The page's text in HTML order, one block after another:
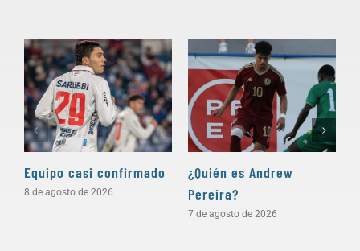
Equipo casi confirmado
8 de agosto de 2026
¿Quién es Andrew
Pereira?
7 de agosto de 2026